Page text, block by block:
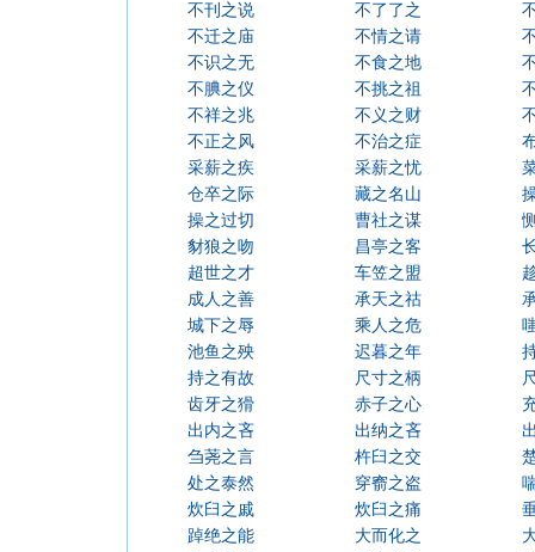
不刊之说
不了了之
不迁之庙
不情之请
不识之无
不食之地
不腆之仪
不挑之祖
不祥之兆
不义之财
不正之风
不治之症
采薪之疾
采薪之忧
仓卒之际
藏之名山
操之过切
曹社之谋
豺狼之吻
昌亭之客
超世之才
车笠之盟
成人之善
承天之祜
城下之辱
乘人之危
池鱼之殃
迟暮之年
持之有故
尺寸之柄
齿牙之猾
赤子之心
出内之吝
出纳之吝
刍荛之言
杵臼之交
处之泰然
穿窬之盗
炊臼之戚
炊臼之痛
踔绝之能
大而化之